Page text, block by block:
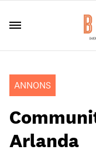
ANNONS
Arlanda